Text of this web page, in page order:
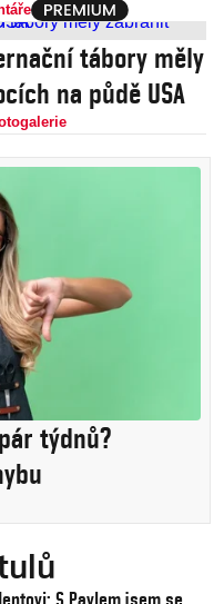
tábory měly
na půdě USA
týdnů?